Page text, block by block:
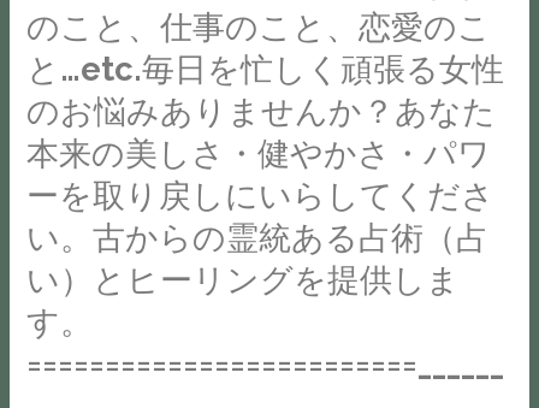
は
あ
る
の
か
な
と
思
い
ま
す。
949-
6680
新
潟
県
沼
市
六
日
町
のこと、仕事のこと、恋愛のこ
と…etc.毎日を忙しく頑張る女性
のお悩みありませんか？あなた
本来の美しさ・健やかさ・パワ
ーを取り戻しにいらしてくださ
い。古からの霊統ある占術（占
い）とヒーリングを提供しま
す。
=========================______
Cream
Sugar
Stand
に
(@cream_sugar_stand
料